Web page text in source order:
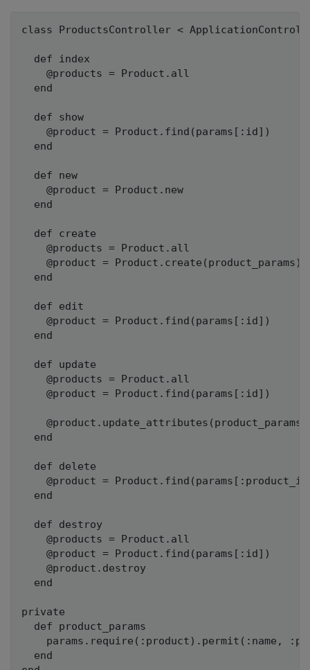
class ProductsController <
  def index
    @products = Product.all
  end
  def show
    @product = Product.find(params[:id])
  end
  def new
    @product = Product.new
  end
  def create
    @products = Product.all
    @product = Product.create(product_params)
  end
  def edit
    @product = Product.find(params[:id])
  end
  def update
    @products = Product.all
    @product = Product.find(params[:id])
    @product.update_attributes(product_params)
  end
  def delete
@product =
  end
  def destroy
    @products = Product.all
    @product = Product.find(params[:id])
    @product.destroy
  end
private
  def product_params
params.require(:product).permit(:name,
  end